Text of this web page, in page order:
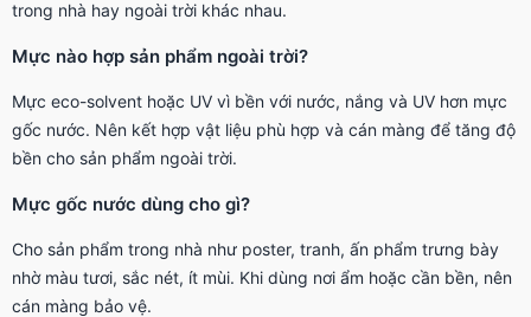
trong nhà hay ngoài trời khác nhau.
Mực nào hợp sản phẩm ngoài trời?
Mực eco-solvent hoặc UV vì bền với nước, nắng và UV hơn mực
gốc nước. Nên kết hợp vật liệu phù hợp và cán màng để tăng độ
bền cho sản phẩm ngoài trời.
Mực gốc nước dùng cho gì?
Cho sản phẩm trong nhà như poster, tranh, ấn phẩm trưng bày
nhờ màu tươi, sắc nét, ít mùi. Khi dùng nơi ẩm hoặc cần bền, nên
cán màng bảo vệ.